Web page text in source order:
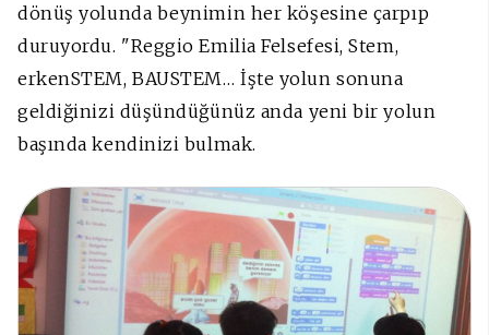
dönüş yolunda beynimin her köşesine çarpıp
duruyordu. "Reggio Emilia Felsefesi, Stem,
erkenSTEM, BAUSTEM… İşte yolun sonuna
geldiğinizi düşündüğünüz anda yeni bir yolun
başında kendinizi bulmak.